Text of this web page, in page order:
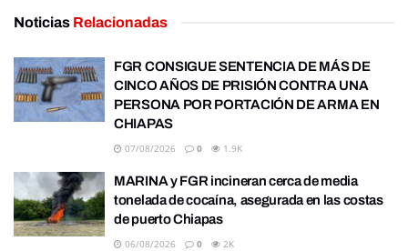
Noticias Relacionadas
FGR CONSIGUE SENTENCIA DE MÁS DE
CINCO AÑOS DE PRISIÓN CONTRA UNA
PERSONA POR PORTACIÓN DE ARMA EN
CHIAPAS
07/08/2026 0 1.9K
MARINA y FGR incineran cerca de media
tonelada de cocaína, asegurada en las costas
de puerto Chiapas
06/08/2026 0 2K